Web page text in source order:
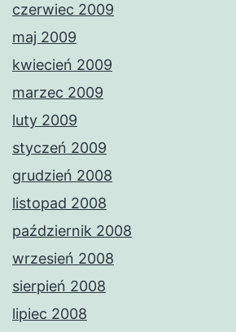
czerwiec 2009
maj 2009
kwiecień 2009
marzec 2009
luty 2009
styczeń 2009
grudzień 2008
listopad 2008
październik 2008
wrzesień 2008
sierpień 2008
lipiec 2008